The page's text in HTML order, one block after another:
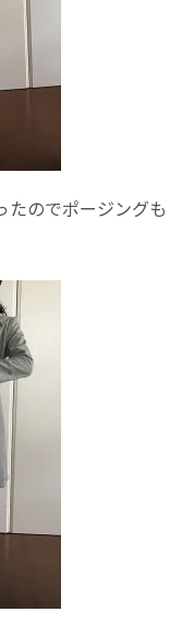
たのでポージングも